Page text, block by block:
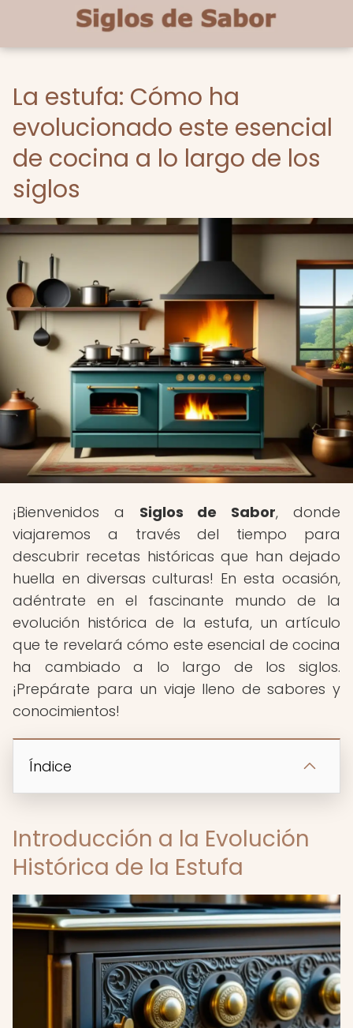
La estufa: Cómo ha
evolucionado este esencial
de cocina a lo largo de los
siglos
¡Bienvenidos a Siglos de Sabor, donde
viajaremos a través del tiempo para
descubrir recetas históricas que han dejado
huella en diversas culturas! En esta ocasión,
adéntrate en el fascinante mundo de la
evolución histórica de la estufa, un artículo
que te revelará cómo este esencial de cocina
ha cambiado a lo largo de los siglos.
¡Prepárate para un viaje lleno de sabores y
conocimientos!
Índice
Introducción a la Evolución
Histórica de la Estufa